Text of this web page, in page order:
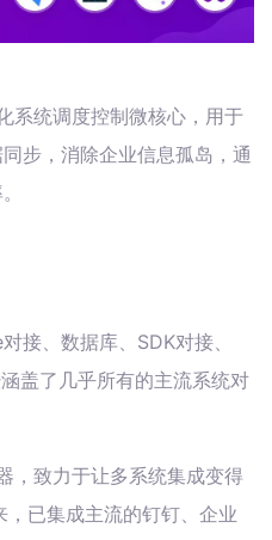
系统调度控制微核心，用于
步，消除企业信息孤岛，通
接、数据库、SDK对接、
盖了几乎所有的主流系统对
，致力于让多系统集成变得
已集成主流的钉钉、企业